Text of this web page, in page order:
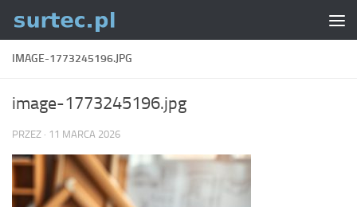
Skip to content
IMAGE-1773245196.JPG
image-1773245196.jpg
PRZEZ · 11 MARCA 2026